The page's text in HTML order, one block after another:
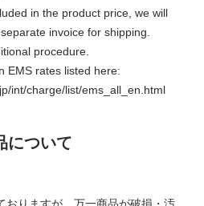
in the product price, we will
invoice for shipping.
procedure.
EMS rates listed here:
int/charge/list/ems_all_en.html
について